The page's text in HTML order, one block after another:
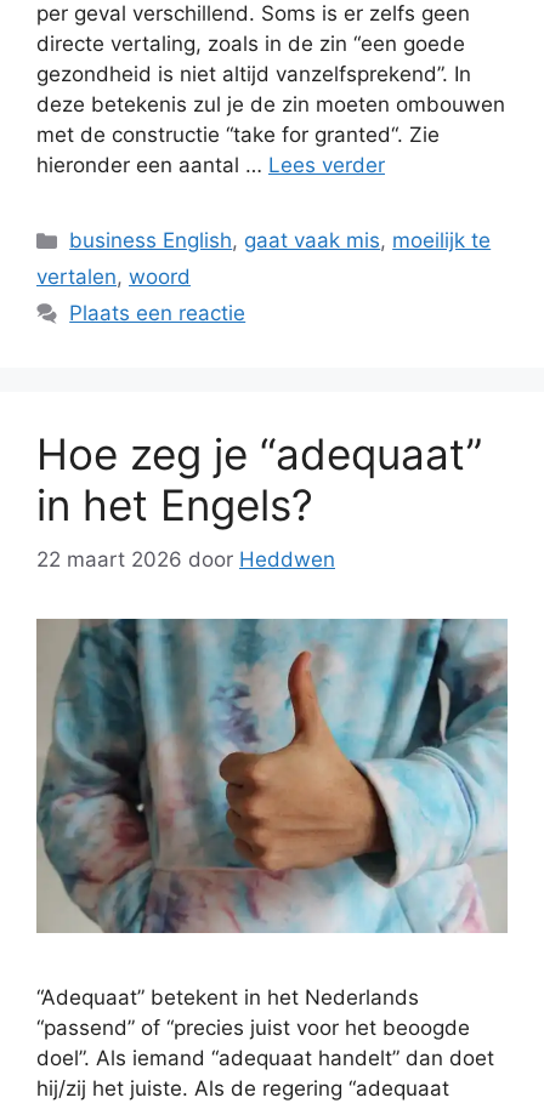
per geval verschillend. Soms is er zelfs geen
directe vertaling, zoals in de zin “een goede
gezondheid is niet altijd vanzelfsprekend”. In
deze betekenis zul je de zin moeten ombouwen
met de constructie “take for granted“. Zie
hieronder een aantal … Lees verder
Categorieën
business English, gaat vaak mis, moeilijk te
vertalen, woord
Plaats een reactie
Hoe zeg je “adequaat”
in het Engels?
22 maart 2026 door Heddwen
“Adequaat” betekent in het Nederlands
“passend” of “precies juist voor het beoogde
doel”. Als iemand “adequaat handelt” dan doet
hij/zij het juiste. Als de regering “adequaat